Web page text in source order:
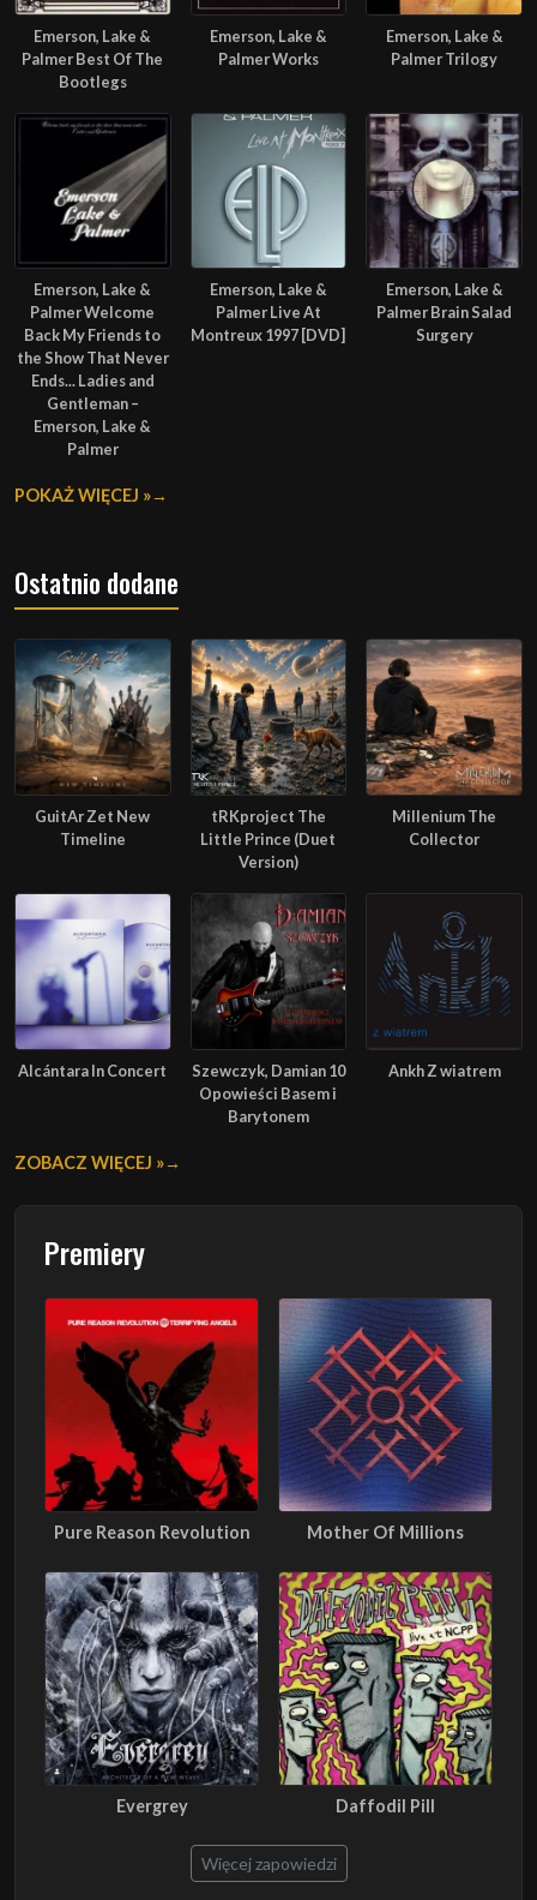
Emerson, Lake &
Palmer Best Of The
Bootlegs
Emerson, Lake &
Palmer Works
Emerson, Lake &
Palmer Trilogy
Emerson, Lake &
Palmer Welcome
Back My Friends to
the Show That Never
Ends... Ladies and
Gentleman –
Emerson, Lake &
Palmer
Emerson, Lake &
Palmer Live At
Montreux 1997 [DVD]
Emerson, Lake &
Palmer Brain Salad
Surgery
POKAŻ WIĘCEJ »
Ostatnio dodane
GuitAr Zet New
Timeline
tRKproject The
Little Prince (Duet
Version)
Millenium The
Collector
Alcántara In Concert
Szewczyk, Damian 10
Opowieści Basem i
Barytonem
Ankh Z wiatrem
ZOBACZ WIĘCEJ »
Premiery
Pure Reason Revolution Mother Of Millions
Evergrey Daffodil Pill
Więcej zapowiedzi